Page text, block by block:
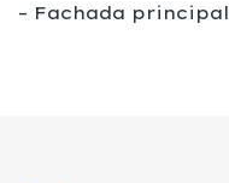
– Fachada principal